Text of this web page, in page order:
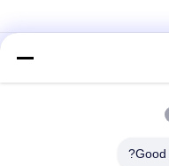
لإسقاط ملفات تعريف
Good